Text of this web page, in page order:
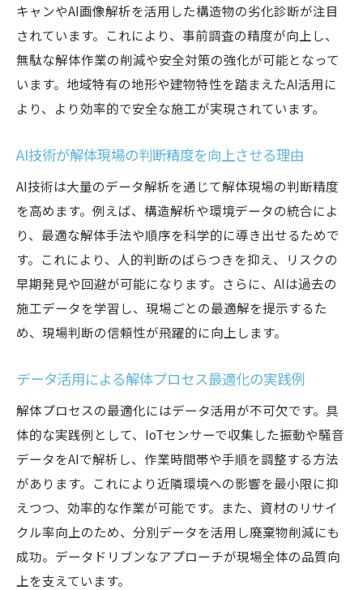
キャンやAI画像解析を活用した構造物の劣化診断が注目
されています。これにより、事前調査の精度が向上し、
無駄な解体作業の削減や安全対策の強化が可能となって
います。地域特有の地形や建物特性を踏まえたAI活用に
より、より効率的で安全な施工が実現されています。
AI技術が解体現場の判断精度を向上させる理由
AI技術は大量のデータ解析を通じて解体現場の判断精度
を高めます。例えば、構造解析や環境データの統合によ
り、最適な解体手法や順序を科学的に導き出せるためで
す。これにより、人的判断のばらつきを抑え、リスクの
早期発見や回避が可能になります。さらに、AIは過去の
施工データを学習し、現場ごとの最適解を提示するた
め、現場判断の信頼性が飛躍的に向上します。
データ活用による解体プロセス最適化の実践例
解体プロセスの最適化にはデータ活用が不可欠です。具
体的な実践例として、IoTセンサーで収集した振動や騒音
データをAIで解析し、作業時間帯や手順を調整する方法
があります。これにより近隣環境への影響を最小限に抑
えつつ、効率的な作業が可能です。また、資材のリサイ
クル率向上のため、分別データを活用し廃棄物削減にも
成功。データドリブンなアプローチが現場全体の品質向
上を支えています。